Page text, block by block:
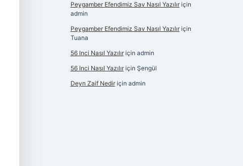
Peygamber Efendimiz Sav Nasıl Yazılıriçin
admin
Peygamber Efendimiz Sav Nasıl Yazılıriçin
Tuana
56 Inci Nasıl Yazılıriçin admin
56 Inci Nasıl Yazılıriçin Şengül
Deyn Zaif Nediriçin admin